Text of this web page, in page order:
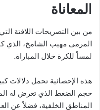
المعاناة
من بين التصريحات اللافتة
المرمى مهيب الشامخ، الذي
لمساً للكرة خلال المباراة.
هذه الإحصائية تحمل دلالات
حجم الضغط الذي تعرض له
المناطق الخلفية، فضلاً عن